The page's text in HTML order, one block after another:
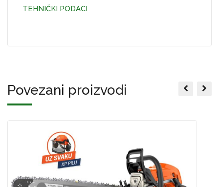
TEHNIČKI PODACI
Povezani proizvodi